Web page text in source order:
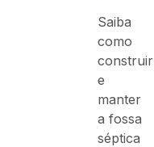
Saiba
como
construir
e
manter
a fossa
séptica